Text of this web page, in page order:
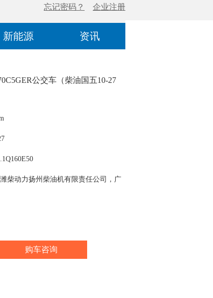
新能源 资讯
公交车（柴油国五10-27
柴动力扬州柴油机有限责任公司，广
有限公司
购车咨询